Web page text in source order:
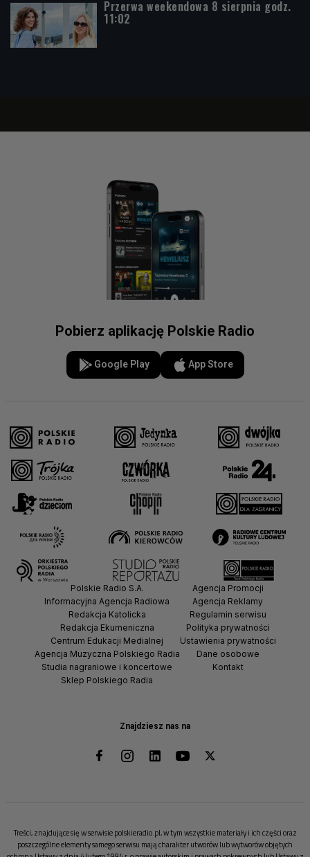
Przerwa weekendowa 8 sierpnia godz.
11:02
Pobierz aplikację Polskie Radio
Google Play App Store
Znajdziesz nas na
Polskie Radio S.A.
Informacyjna Agencja Radiowa
Redakcja Katolicka
Redakcja Ekumeniczna
Centrum Edukacji Medialnej
Agencja Muzyczna Polskiego Radia
Studia nagraniowe i koncertowe
Sklep Polskiego Radia
Agencja Promocji
Agencja Reklamy
Regulamin serwisu
Polityka prywatności
Ustawienia prywatności
Dane osobowe
Kontakt
Treści, znajdujące się w serwisie polskieradio.pl, w tym wszystkie materiały i ich części oraz
poszczególne elementy samego serwisu mają charakter utworów lub wytworów objętych